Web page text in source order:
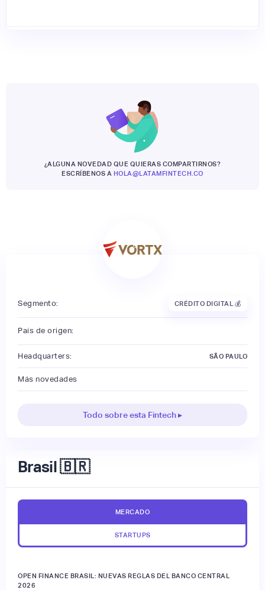
¿ALGUNA NOVEDAD QUE QUIERAS COMPARTIRNOS?
ESCRÍBENOS A HOLA@LATAMFINTECH.CO
Segmento: CRÉDITO DIGITAL 💰
País de origen:
Headquarters: SÃO PAULO
Más novedades
Todo sobre esta Fintech ▸
Brasil 🇧🇷
MERCADO
STARTUPS
OPEN FINANCE BRASIL: NUEVAS REGLAS DEL BANCO CENTRAL
2026